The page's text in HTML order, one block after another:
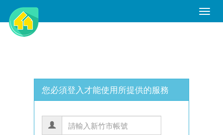
Toggle
您必須登入才能使用所提供的服務